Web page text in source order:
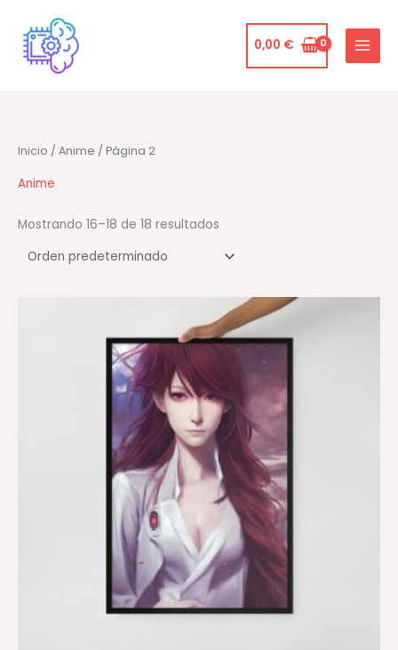
contenido
0,00 €
Inicio / Anime / Página 2
Anime
Mostrando 16–18 de 18 resultados
desde
34,00 €
hasta
78,00 €